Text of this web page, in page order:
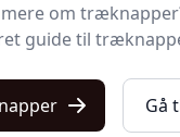
om
guide til
Gå